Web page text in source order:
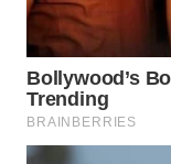
SULUT
WN
MALUKU
WN